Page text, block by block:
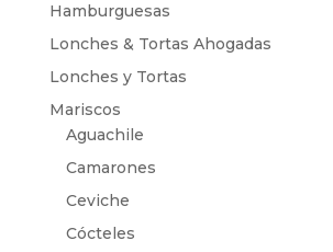
Hamburguesas
Lonches & Tortas Ahogadas
Lonches y Tortas
Mariscos
Aguachile
Camarones
Ceviche
Cócteles